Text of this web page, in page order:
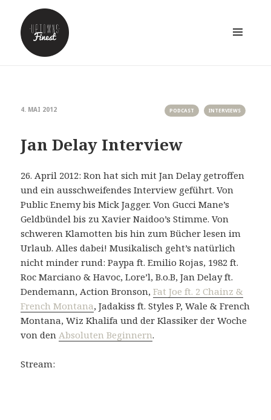
4. MAI 2012 INTERVIEWS
PODCAST
Jan Delay Interview
26. April 2012: Ron hat sich mit Jan Delay getroffen
und ein ausschweifendes Interview geführt. Von
Public Enemy bis Mick Jagger. Von Gucci Mane’s
Geldbündel bis zu Xavier Naidoo’s Stimme. Von
schweren Klamotten bis hin zum Bücher lesen im
Urlaub. Alles dabei! Musikalisch geht’s natürlich
nicht minder rund: Paypa ft. Emilio Rojas, 1982 ft.
Roc Marciano & Havoc, Lore’l, B.o.B, Jan Delay ft.
Dendemann, Action Bronson,Fat Joe ft. 2 Chainz &
French Montana, Jadakiss ft. Styles P, Wale & French
Montana, Wiz Khalifa und der Klassiker der Woche
von denAbsoluten Beginnern.
Stream: